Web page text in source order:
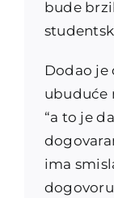
bude
Dodao je
ubuduće
“a to je
ima